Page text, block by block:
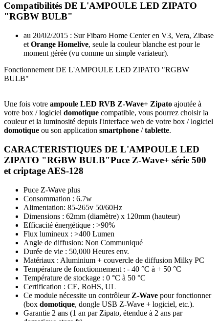
Compatibilités DE L'AMPOULE LED ZIPATO
"RGBW BULB"
au 20/02/2015 : Sur Fibaro Home Center en V3, Vera, Zibase
et Orange Homelive, seule la couleur blanche est pour le
moment gérée (vu comme un simple variateur).
Fonctionnement DE L'AMPOULE LED ZIPATO "RGBW
BULB"
Une fois votre ampoule LED RVB Z-Wave+ Zipato ajoutée à
votre box / logiciel domotique compatible, vous pourrez choisir la
couleur et la luminosité depuis l'interface web de votre box / logiciel
domotique ou son application smartphone /tablette.
CARACTERISTIQUES DE L'AMPOULE LED
ZIPATO "RGBW BULB"Puce Z-Wave+ série 500
et criptage AES-128
Puce Z-Wave plus
Consommation : 6.7w
Alimentation: 85-265v 50/60Hz
Dimensions : 62mm (diamètre) x 120mm (hauteur)
Efficacité énergétique : >90%
Flux lumineux : >400 Lumen
Angle de diffusion: Non Communiqué
Durée de vie : 50,000 Heures env.
Matériaux : Aluminium + couvercle de diffusion Milky PC
Température de fonctionnement : - 40 °C à + 50 °C
Température de stockage : 0 °C à 50 °C
Certification : CE, RoHS, UL
Ce module nécessite un contrôleur Z-Wave pour fonctionner
(box domotique, dongle USB Z-Wave + logiciel, etc.).
Garantie 2 ans (1 an par Zipato, étendue à 2 ans par